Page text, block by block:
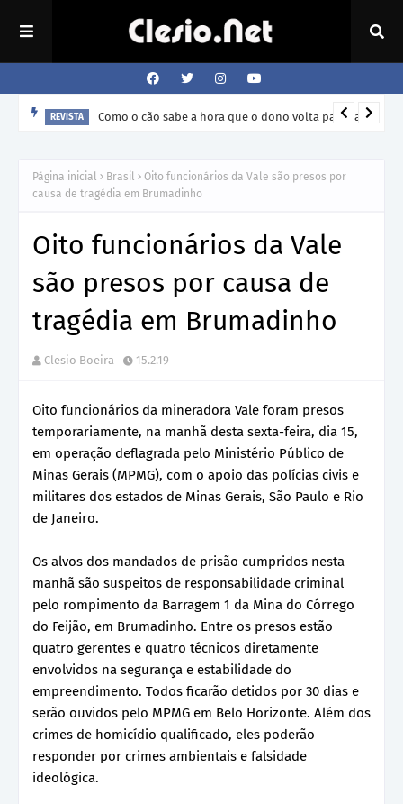
REVISTA Como o cão sabe a hora que o dono volta para casa?
Página inicial Brasil
Oito funcionários da Vale são presos por
causa de tragédia em Brumadinho
Oito funcionários da Vale
são presos por causa de
tragédia em Brumadinho
Clesio Boeira 15.2.19
Oito funcionários da mineradora Vale foram presos
temporariamente, na manhã desta sexta-feira, dia 15,
em operação deflagrada pelo Ministério Público de
Minas Gerais (MPMG), com o apoio das polícias civis e
militares dos estados de Minas Gerais, São Paulo e Rio
de Janeiro.
Os alvos dos mandados de prisão cumpridos nesta
manhã são suspeitos de responsabilidade criminal
pelo rompimento da Barragem 1 da Mina do Córrego
do Feijão, em Brumadinho. Entre os presos estão
quatro gerentes e quatro técnicos diretamente
envolvidos na segurança e estabilidade do
empreendimento. Todos ficarão detidos por 30 dias e
serão ouvidos pelo MPMG em Belo Horizonte. Além dos
crimes de homicídio qualificado, eles poderão
responder por crimes ambientais e falsidade
ideológica.